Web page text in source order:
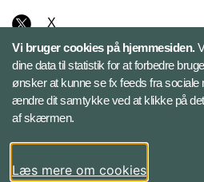
X
Instagram
Bluesky
LinkedIn
Vi bruger cookies på hjemmesiden.
dine data til statistik for at forbedre
ønsker at kunne se fx feeds fra sociale
ændre dit samtykke ved at klikke på
af skærmen.
Læs mere om cookies